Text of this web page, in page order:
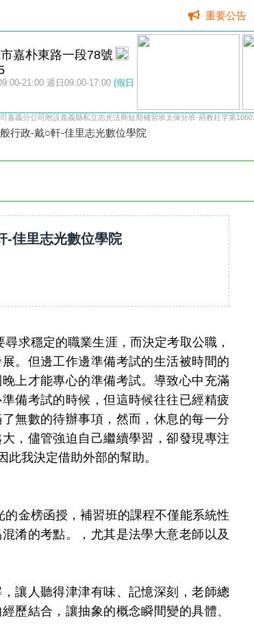
重要公告
嘉朴東路一段78號
21:00 週日09:00-17:00 (假日
嘉義分公司附設嘉義縣私立志光法商短期補習班太保分班-府教社字第
行政-戴○軒-佳里志光數位學院
-佳里志光數位學院
求穩定的職業生涯，而決定考取公職，
。但邊工作邊準備考試的生活被時間的
上才能專心的準備考試。導致心中充滿
備考試的時候，但這時候往往已經精疲
無數的待辦事項，然而，休息的每一分
，儘管強迫自己繼續學習，卻發現專注
我決定借助外部的幫助。
金榜函授，補習班的課程不僅能系統性
淆的考點。，尤其是法學大意老師以及
讓人聽得津津有味、記憶深刻，老師總
歷結合，讓抽象的概念瞬間變的具體、